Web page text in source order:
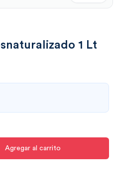
1 Lt
Agregar al carrito